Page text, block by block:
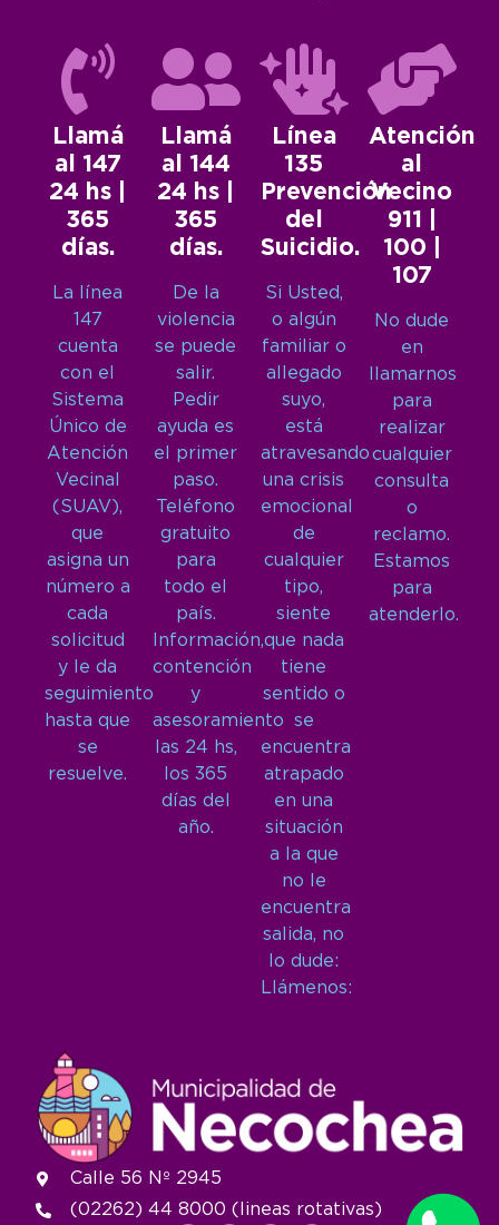
Llamá
al 147
24 hs |
365
días.
La línea
147
cuenta
con el
Sistema
Único de
Atención
Vecinal
(SUAV),
que
asigna un
número a
cada
solicitud
y le da
seguimiento
hasta que
se
resuelve.
Llamá
al 144
24 hs |
365
días.
De la
violencia
se puede
salir.
Pedir
ayuda es
el primer
paso.
Teléfono
gratuito
para
todo el
país.
Información,
contención
y
asesoramiento
las 24 hs,
los 365
días del
año.
Línea
135
Prevención
del
Suicidio.
Si Usted,
o algún
familiar o
allegado
suyo,
está
atravesando
una crisis
emocional
de
cualquier
tipo,
siente
que nada
tiene
sentido o
se
encuentra
atrapado
en una
situación
a la que
no le
encuentra
salida, no
lo dude:
Llámenos:
Atención
al
Vecino
911 |
100 |
107
No dude
en
llamarnos
para
realizar
cualquier
consulta
o
reclamo.
Estamos
para
atenderlo.
Calle 56 Nº 2945
(02262) 44 8000 (lineas rotativas)